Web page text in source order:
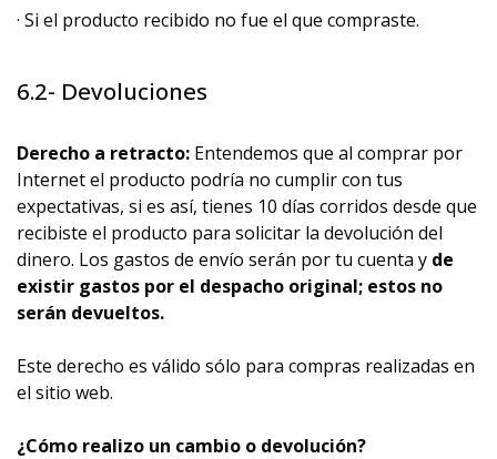
· Si el producto recibido no fue el que compraste.
6.2- Devoluciones
Derecho a retracto: Entendemos que al comprar por
Internet el producto podría no cumplir con tus
expectativas, si es así, tienes 10 días corridos desde que
recibiste el producto para solicitar la devolución del
dinero. Los gastos de envío serán por tu cuenta y de
existir gastos por el despacho original; estos no
serán devueltos.
Este derecho es válido sólo para compras realizadas en
el sitio web.
¿Cómo realizo un cambio o devolución?